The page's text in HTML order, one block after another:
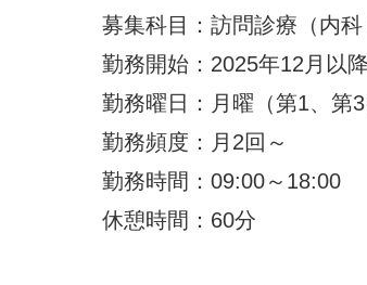
募集科目：訪問診療（内科
勤務開始：2025年12月以降
勤務曜日：月曜（第1、第
勤務頻度：月2回～
勤務時間：09:00～18:00
休憩時間：60分